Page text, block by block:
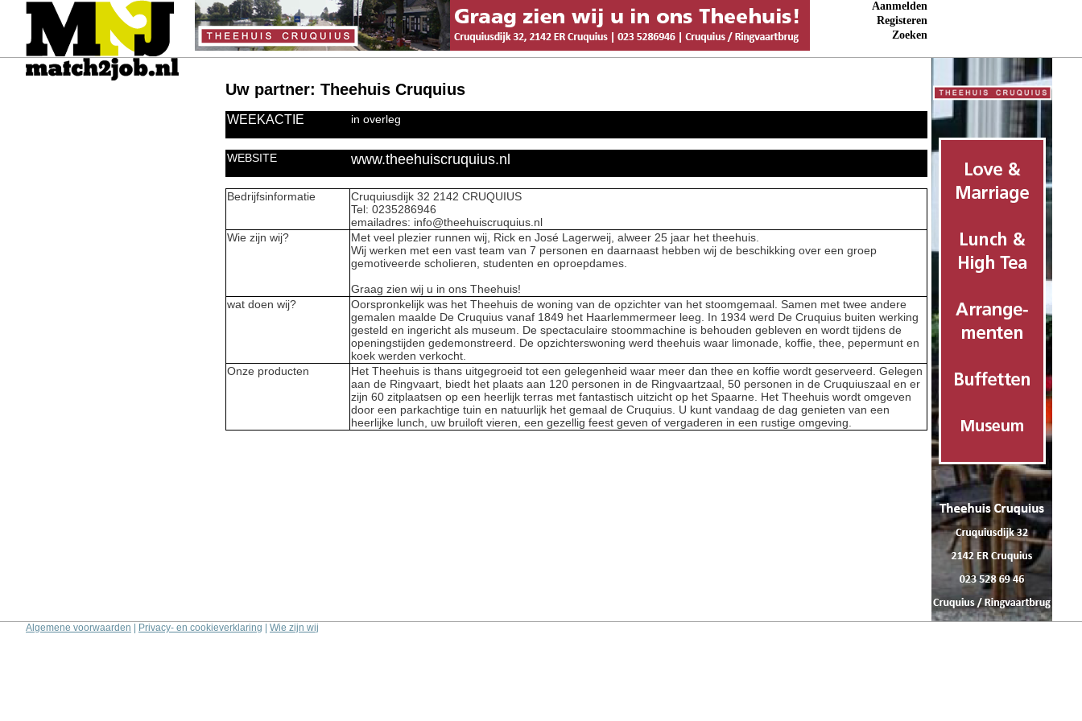
Aanmelden
Registeren
Zoeken
Uw partner: Theehuis Cruquius
WEEKACTIE in overleg
WEBSITE www.theehuiscruquius.nl
Bedrijfsinformatie
Cruquiusdijk 32 2142 CRUQUIUS
Tel: 0235286946
emailadres: info@theehuiscruquius.nl
Wie zijn wij?
Met veel plezier runnen wij, Rick en José Lagerweij, alweer 25 jaar het theehuis.
Wij werken met een vast team van 7 personen en daarnaast hebben wij de beschikking over een groep
gemotiveerde scholieren, studenten en oproepdames.
Graag zien wij u in ons Theehuis!
wat doen wij?
Oorspronkelijk was het Theehuis de woning van de opzichter van het stoomgemaal. Samen met twee andere
gemalen maalde De Cruquius vanaf 1849 het Haarlemmermeer leeg. In 1934 werd De Cruquius buiten werking
gesteld en ingericht als museum. De spectaculaire stoommachine is behouden gebleven en wordt tijdens de
openingstijden gedemonstreerd. De opzichterswoning werd theehuis waar limonade, koffie, thee, pepermunt en
koek werden verkocht.
Onze producten
Het Theehuis is thans uitgegroeid tot een gelegenheid waar meer dan thee en koffie wordt geserveerd. Gelegen
aan de Ringvaart, biedt het plaats aan 120 personen in de Ringvaartzaal, 50 personen in de Cruquiuszaal en er
zijn 60 zitplaatsen op een heerlijk terras met fantastisch uitzicht op het Spaarne. Het Theehuis wordt omgeven
door een parkachtige tuin en natuurlijk het gemaal de Cruquius. U kunt vandaag de dag genieten van een
heerlijke lunch, uw bruiloft vieren, een gezellig feest geven of vergaderen in een rustige omgeving.
Algemene voorwaarden Privacy- en cookieverklaring Wie zijn wij